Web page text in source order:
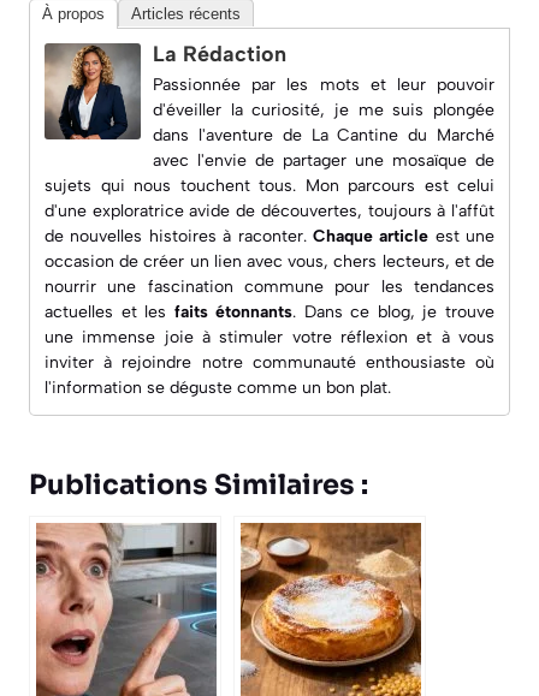
À propos Articles récents
La Rédaction
Passionnée par les mots et leur pouvoir
d'éveiller la curiosité, je me suis plongée
dans l'aventure de La Cantine du Marché
avec l'envie de partager une mosaïque de
sujets qui nous touchent tous. Mon parcours est celui
d'une exploratrice avide de découvertes, toujours à l'affût
de nouvelles histoires à raconter. Chaque article est une
occasion de créer un lien avec vous, chers lecteurs, et de
nourrir une fascination commune pour les tendances
actuelles et les faits étonnants. Dans ce blog, je trouve
une immense joie àstimuler votre réflexion et à vous
inviter à rejoindre notre communauté enthousiaste où
l'information se déguste comme un bon plat.
Publications Similaires :